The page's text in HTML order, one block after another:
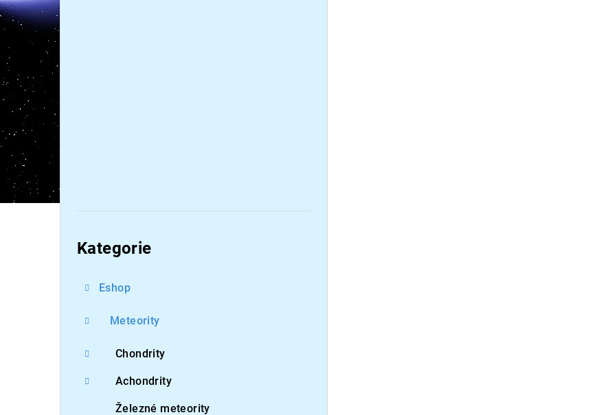
Kategorie
Eshop
Meteority
Chondrity
Achondrity
Železné meteority